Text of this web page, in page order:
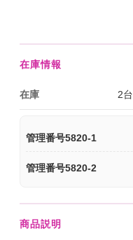
在庫情報
在庫 2台
管理番号5820-1
管理番号5820-2
商品説明